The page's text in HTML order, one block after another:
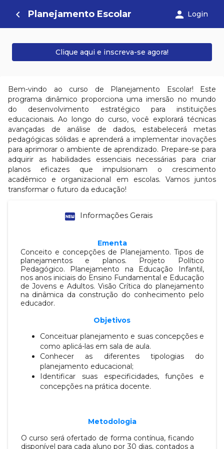
navigate_before Planejamento Escolar person Login
Clique aqui e inscreva-se agora!
Bem-vindo ao curso de Planejamento Escolar! Este
programa dinâmico proporciona uma imersão no mundo
do desenvolvimento estratégico para instituições
educacionais. Ao longo do curso, você explorará técnicas
avançadas de análise de dados, estabelecerá metas
pedagógicas sólidas e aprenderá a implementar inovações
para aprimorar o ambiente de aprendizado. Prepare-se para
adquirir as habilidades essenciais necessárias para criar
planos eficazes que impulsionam o crescimento
acadêmico e organizacional em escolas. Vamos juntos
transformar o futuro da educação!
fiber_new Informações Gerais
Ementa
Conceito e concepções de Planejamento. Tipos de
planejamentos e planos. Projeto Político
Pedagógico. Planejamento na Educação
Infantil,
nos anos iniciais do Ensino Fundamental e Educação
de Jovens e Adultos. Visão Crítica do planejamento
na dinâmica da construção do conhecimento pelo
educador.
Objetivos
Conceituar planejamento e suas concepções e
como aplicá-las em sala de aula.
Conhecer as diferentes tipologias do
planejamento educacional;
Identificar suas especificidades, funções e
concepções na prática docente.
Metodologia
O curso será ofertado de forma contínua, ficando
disponível para cada aluno por 30 dias, contados a